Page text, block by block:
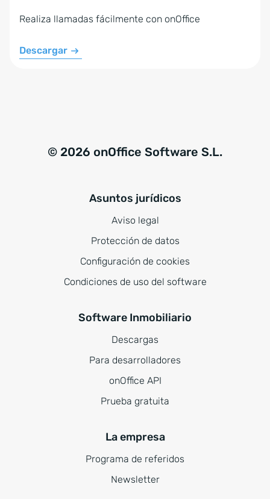
Realiza llamadas fácilmente con onOffice
Descargar
© 2026 onOffice Software S.L.
Asuntos jurídicos
Aviso legal
Protección de datos
Configuración de cookies
Condiciones de uso del software
Software Inmobiliario
Descargas
Para desarrolladores
onOffice API
Prueba gratuita
La empresa
Programa de referidos
Newsletter